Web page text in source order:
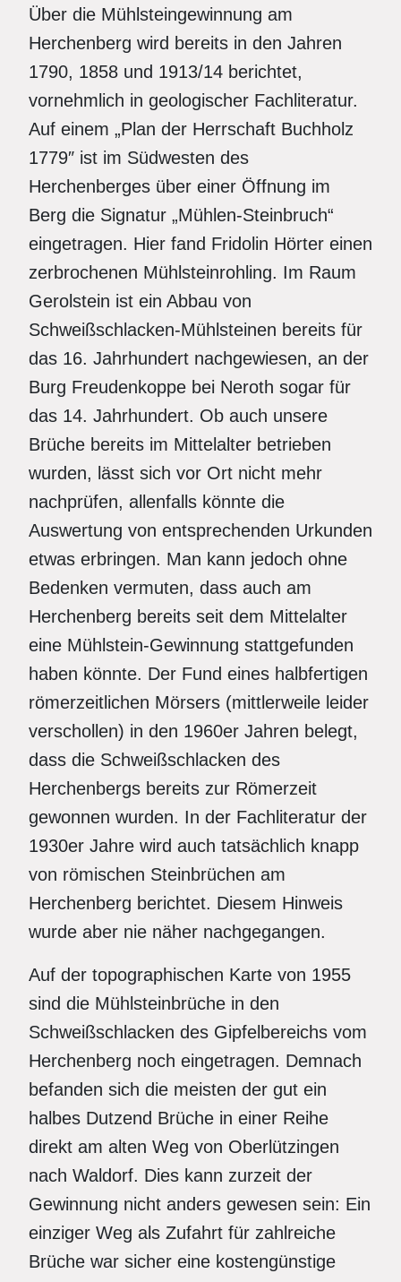
Über die Mühlsteingewinnung am
Herchenberg wird bereits in den Jahren
1790, 1858 und 1913/14 berichtet,
vornehmlich in geologischer Fachliteratur.
Auf einem „Plan der Herrschaft Buchholz
1779″ ist im Südwesten des
Herchenberges über einer Öffnung im
Berg die Signatur „Mühlen-Steinbruch“
eingetragen. Hier fand Fridolin Hörter einen
zerbrochenen Mühlsteinrohling. Im Raum
Gerolstein ist ein Abbau von
Schweißschlacken-Mühlsteinen bereits für
das 16. Jahrhundert nachgewiesen, an der
Burg Freudenkoppe bei Neroth sogar für
das 14. Jahrhundert. Ob auch unsere
Brüche bereits im Mittelalter betrieben
wurden, lässt sich vor Ort nicht mehr
nachprüfen, allenfalls könnte die
Auswertung von entsprechenden Urkunden
etwas erbringen. Man kann jedoch ohne
Bedenken vermuten, dass auch am
Herchenberg bereits seit dem Mittelalter
eine Mühlstein-Gewinnung stattgefunden
haben könnte. Der Fund eines halbfertigen
römerzeitlichen Mörsers (mittlerweile leider
verschollen) in den 1960er Jahren belegt,
dass die Schweißschlacken des
Herchenbergs bereits zur Römerzeit
gewonnen wurden. In der Fachliteratur der
1930er Jahre wird auch tatsächlich knapp
von römischen Steinbrüchen am
Herchenberg berichtet. Diesem Hinweis
wurde aber nie näher nachgegangen.
Auf der topographischen Karte von 1955
sind die Mühlsteinbrüche in den
Schweißschlacken des Gipfelbereichs vom
Herchenberg noch eingetragen. Demnach
befanden sich die meisten der gut ein
halbes Dutzend Brüche in einer Reihe
direkt am alten Weg von Oberlützingen
nach Waldorf. Dies kann zurzeit der
Gewinnung nicht anders gewesen sein: Ein
einziger Weg als Zufahrt für zahlreiche
Brüche war sicher eine kostengünstige